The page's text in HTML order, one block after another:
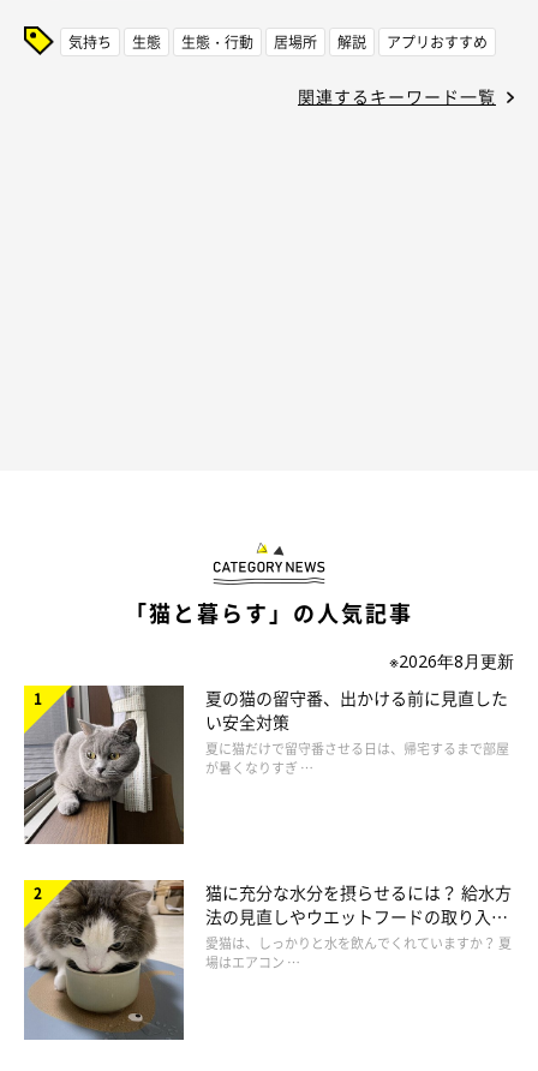
気持ち 生態 生態・行動 居場所 解説 アプリおすすめ
関連するキーワード一覧
「猫と暮らす」の人気記事
※2026年8月更新
夏の猫の留守番、出かける前に見直した
い安全対策
夏に猫だけで留守番させる日は、帰宅するまで部屋
が暑くなりすぎ …
猫に充分な水分を摂らせるには？ 給水方
法の見直しやウエットフードの取り入れ
方を解説
愛猫は、しっかりと水を飲んでくれていますか？ 夏
場はエアコン …